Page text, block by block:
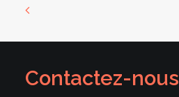
Contactez-nous